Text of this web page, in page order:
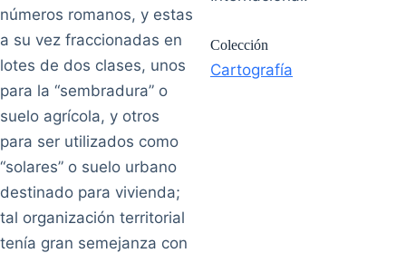
números romanos, y estas
a su vez fraccionadas en
lotes de dos clases, unos
para la “sembradura” o
suelo agrícola, y otros
para ser utilizados como
“solares” o suelo urbano
destinado para vivienda;
tal organización territorial
tenía gran semejanza con
Colección
Cartografía